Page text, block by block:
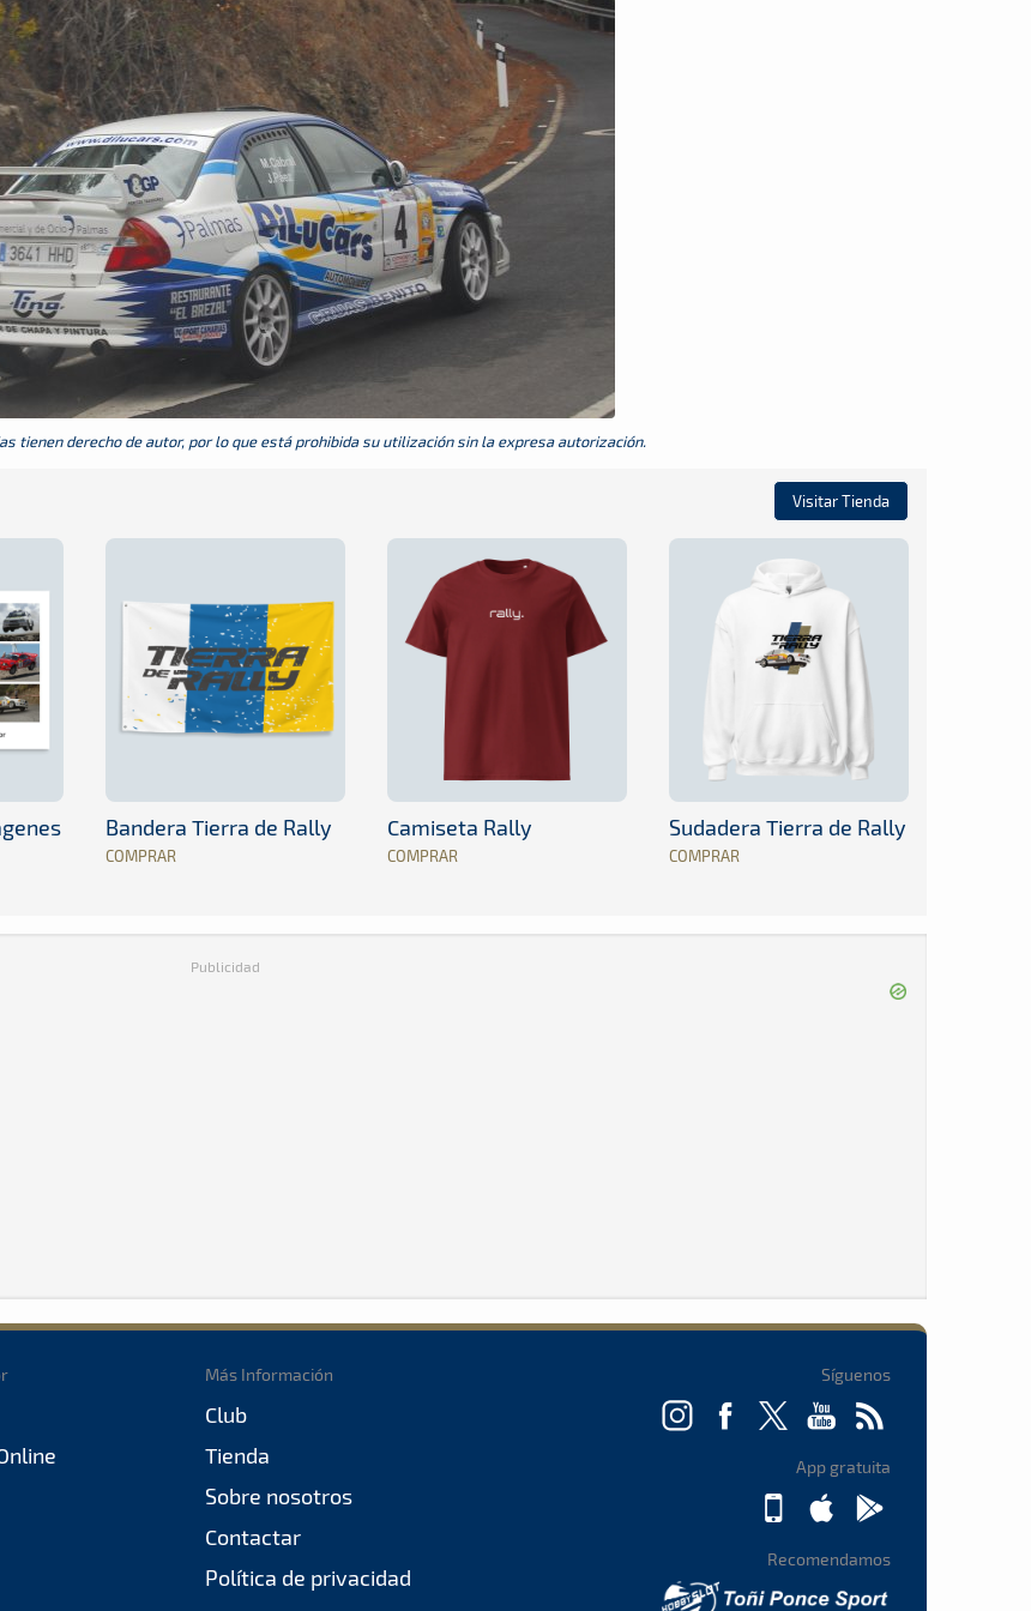
tienen derecho de autor, por lo que está prohibida su utilización sin la expresa autorización.
Visitar Tienda
Bandera Tierra de Rally
COMPRAR
Camiseta Rally
COMPRAR
Sudadera Tierra de Rally
COMPRAR
Publicidad
Más Información
Club
Tienda
Sobre nosotros
Contactar
Política de privacidad
Síguenos
App gratuita
Recomendamos